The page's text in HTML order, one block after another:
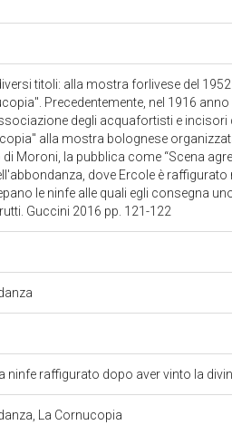
titoli: alla mostra forlivese del
Precedentemente, nel 1916
degli acquafortisti e
alla mostra bolognese
Moroni, la pubblica come “Scena
dove Ercole è
le ninfe alle quali egli consegna
Guccini 2016 pp. 121-122
ninfe raffigurato dopo aver vinto la
La Cornucopia